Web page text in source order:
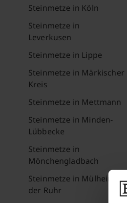
Steinmetze in Köln
Steinmetze in
Leverkusen
Steinmetze in Lippe
Steinmetze in Märkischer
Kreis
Steinmetze in Mettmann
Steinmetze in Minden-
Lübbecke
Steinmetze in
Mönchengladbach
Steinmetze in Mülheim an
der Ruhr